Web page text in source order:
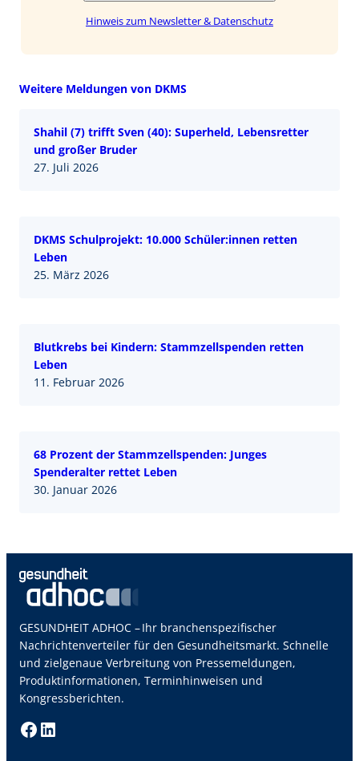
Hinweis zum Newsletter & Datenschutz
Weitere Meldungen von DKMS
Shahil (7) trifft Sven (40): Superheld, Lebensretter
und großer Bruder
27. Juli 2026
DKMS Schulprojekt: 10.000 Schüler:innen retten
Leben
25. März 2026
Blutkrebs bei Kindern: Stammzellspenden retten
Leben
11. Februar 2026
68 Prozent der Stammzellspenden: Junges
Spenderalter rettet Leben
30. Januar 2026
GESUNDHEIT ADHOC – Ihr branchenspezifischer
Nachrichtenverteiler für den Gesundheitsmarkt. Schnelle
und zielgenaue Verbreitung von Pressemeldungen,
Produktinformationen, Terminhinweisen und
Kongressberichten.
Facebook LinkedIn